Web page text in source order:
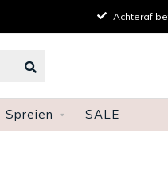
Achteraf
Spreien SALE